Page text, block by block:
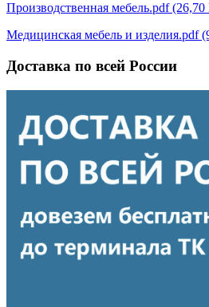
Производственная мебель.pdf
Медицинская мебель и изделия.pdf
Доставка по всей России